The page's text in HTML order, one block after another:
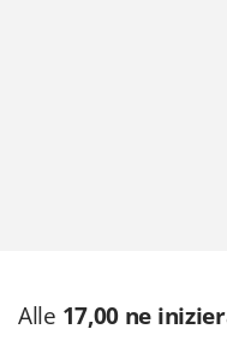
Alle 17,00 ne